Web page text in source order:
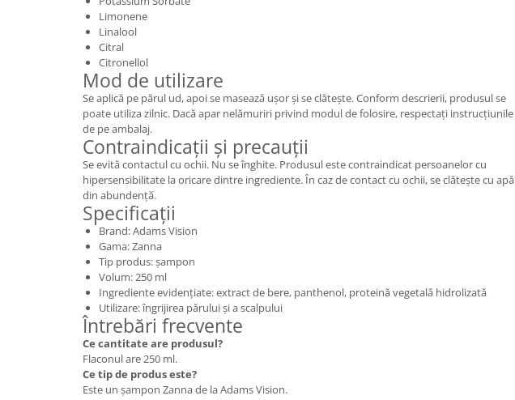
Limonene
Linalool
Citral
Citronellol
Mod de utilizare
Se aplică pe părul ud, apoi se masează ușor și se clătește. Conform descrierii, produsul se
poate utiliza zilnic. Dacă apar nelămuriri privind modul de folosire, respectați instrucțiunile
de pe ambalaj.
Contraindicații și precauții
Se evită contactul cu ochii. Nu se înghite. Produsul este contraindicat persoanelor cu
hipersensibilitate la oricare dintre ingrediente. În caz de contact cu ochii, se clătește cu apă
din abundență.
Specificații
Brand: Adams Vision
Gama: Zanna
Tip produs: șampon
Volum: 250 ml
Ingrediente evidențiate: extract de bere, panthenol, proteină vegetală hidrolizată
Utilizare: îngrijirea părului și a scalpului
Întrebări frecvente
Ce cantitate are produsul?
Flaconul are 250 ml.
Ce tip de produs este?
Este un șampon Zanna de la Adams Vision.